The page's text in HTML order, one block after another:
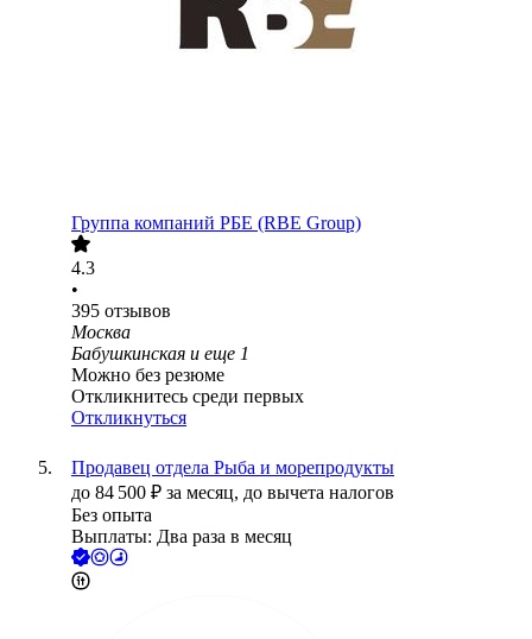
Группа компаний РБЕ (RBE Group)
4.3
•
395 отзывов
Москва
Бабушкинская и еще 1
Можно без резюме
Откликнитесь среди первых
Откликнуться
Продавец отдела Рыба и морепродукты
до 84 500 ₽ за месяц, до вычета налогов
Без опыта
Выплаты: Два раза в месяц